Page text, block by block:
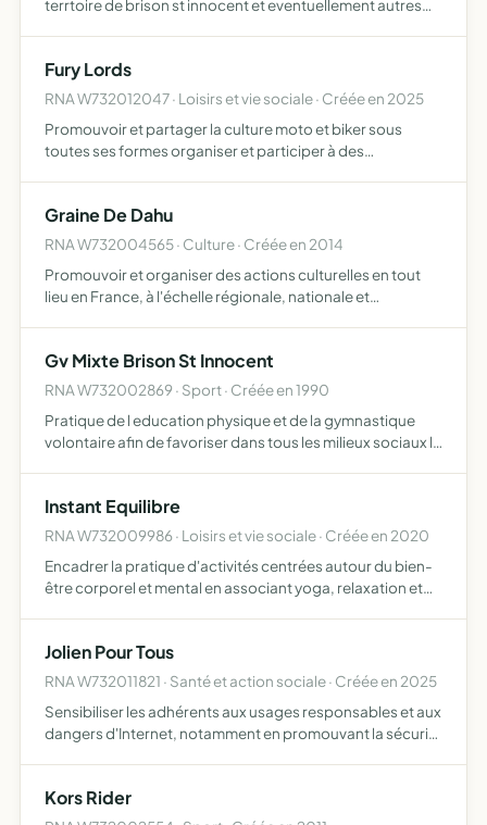
terrtoire de brison st innocent et eventuellement autres
Fury Lords
RNA W732012047 · Loisirs et vie sociale · Créée en 2025
Promouvoir et partager la culture moto et biker sous
toutes ses formes organiser et participer à des
solidarité …
Graine De Dahu
RNA W732004565 · Culture · Créée en 2014
Promouvoir et organiser des actions culturelles en tout
lieu en France, à l'échelle régionale, nationale et
Gv Mixte Brison St Innocent
RNA W732002869 · Sport · Créée en 1990
Pratique de l education physique et de la gymnastique
volontaire afin de favoriser dans tous les milieux sociaux l
Instant Equilibre
RNA W732009986 · Loisirs et vie sociale · Créée en 2020
Encadrer la pratique d'activités centrées autour du bien-
être corporel et mental en associant yoga, relaxation et
Jolien Pour Tous
RNA W732011821 · Santé et action sociale · Créée en 2025
Sensibiliser les adhérents aux usages responsables et aux
dangers d'Internet, notamment en promouvant la sécurité
Kors Rider